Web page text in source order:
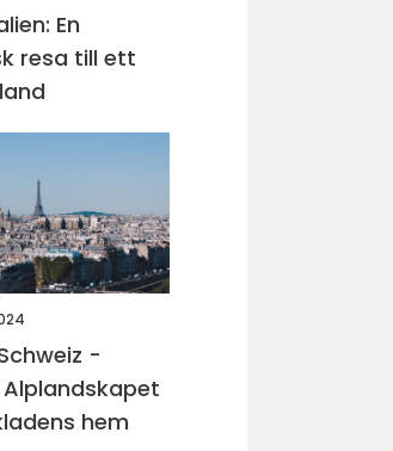
En
resa till ett
-
hem